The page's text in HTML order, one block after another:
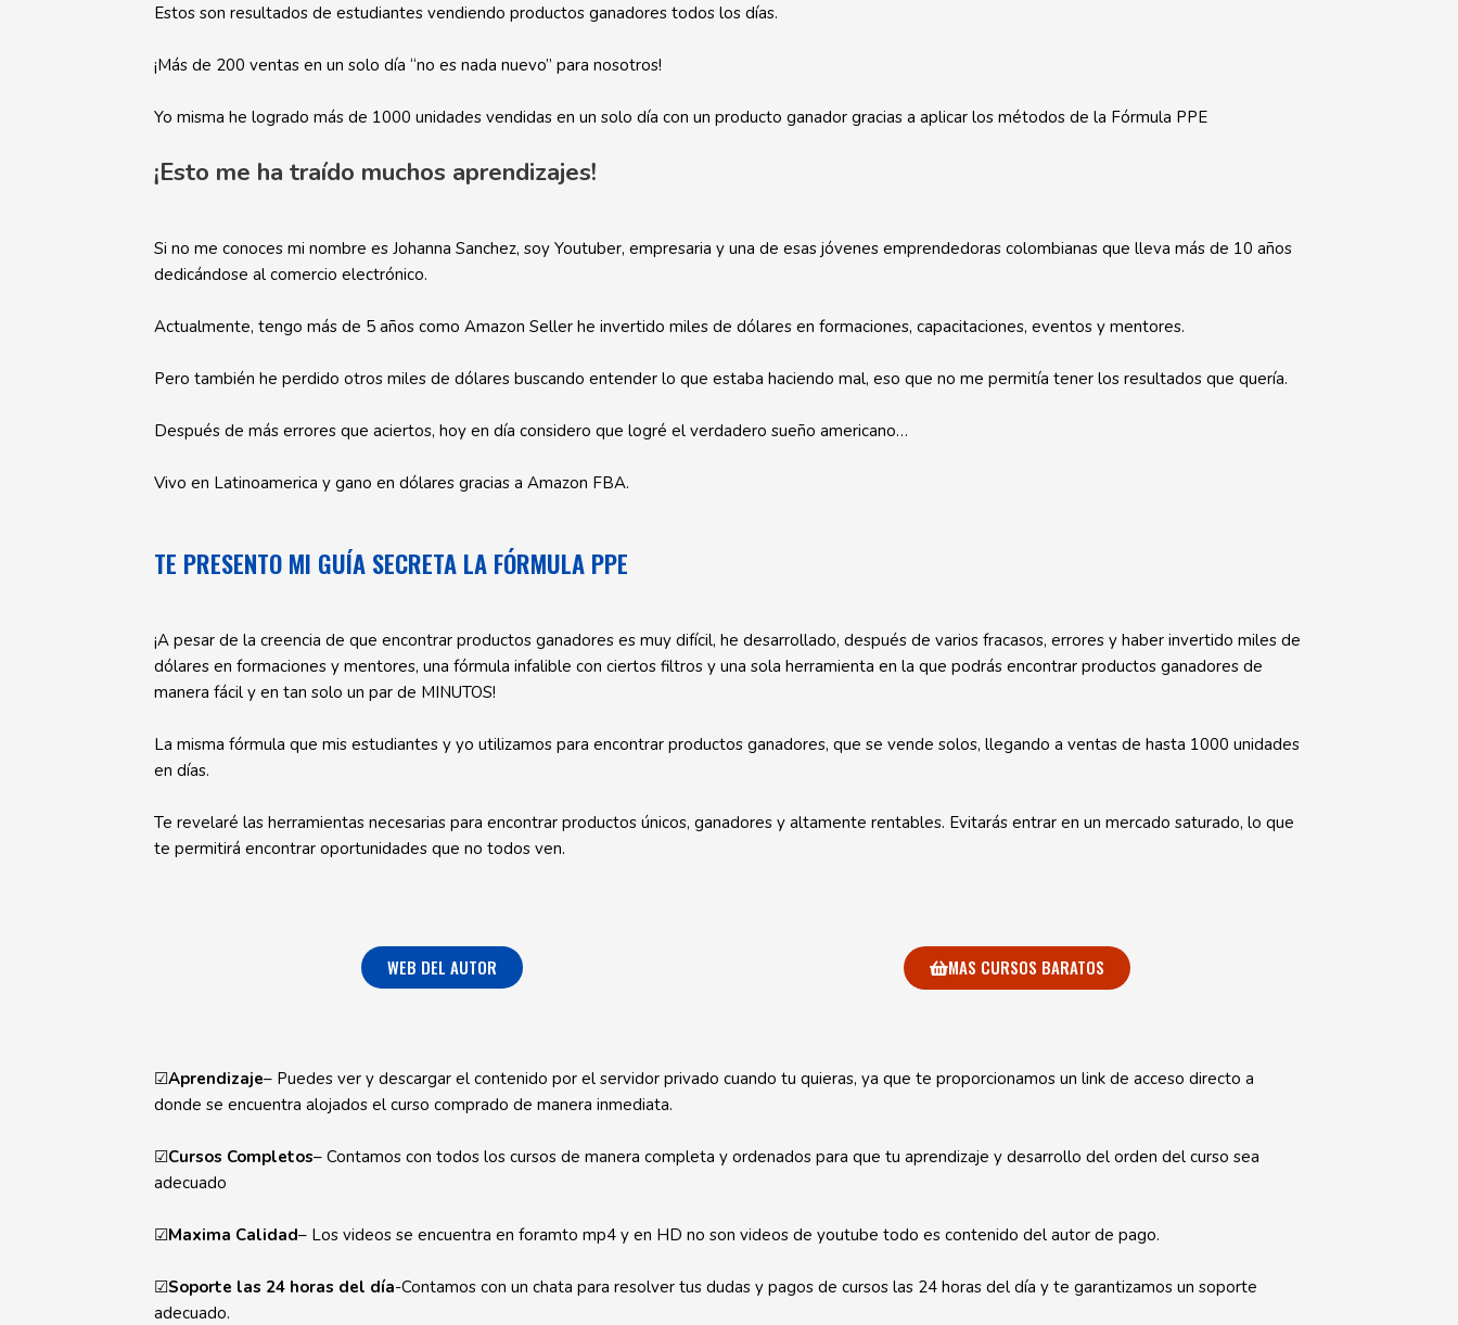
Estos son resultados de estudiantes vendiendo productos ganadores todos los días.
¡Más de 200 ventas en un solo día “no es nada nuevo” para nosotros!
Yo misma he logrado más de 1000 unidades vendidas en un solo día con un producto ganador gracias a aplicar los métodos de la Fórmula PPE
¡Esto me ha traído muchos aprendizajes!
Si no me conoces mi nombre es Johanna Sanchez, soy Youtuber, empresaria y una de esas jóvenes emprendedoras colombianas que lleva más de 10 años
dedicándose al comercio electrónico.
Actualmente, tengo más de 5 años como Amazon Seller he invertido miles de dólares en formaciones, capacitaciones, eventos y mentores.
Pero también he perdido otros miles de dólares buscando entender lo que estaba haciendo mal, eso que no me permitía tener los resultados que quería.
Después de más errores que aciertos, hoy en día considero que logré el verdadero sueño americano…
Vivo en Latinoamerica y gano en dólares gracias a Amazon FBA.
TE PRESENTO MI GUÍA SECRETA LA FÓRMULA PPE
¡A pesar de la creencia de que encontrar productos ganadores es muy difícil, he desarrollado, después de varios fracasos, errores y haber invertido miles de
dólares en formaciones y mentores, una fórmula infalible con ciertos filtros y una sola herramienta en la que podrás encontrar productos ganadores de
manera fácil y en tan solo un par de MINUTOS!
La misma fórmula que mis estudiantes y yo utilizamos para encontrar productos ganadores, que se vende solos, llegando a ventas de hasta 1000 unidades
en días.
Te revelaré las herramientas necesarias para encontrar productos únicos, ganadores y altamente rentables. Evitarás entrar en un mercado saturado, lo que
te permitirá encontrar oportunidades que no todos ven.
WEB DEL AUTOR MAS CURSOS BARATOS
☑Aprendizaje– Puedes ver y descargar el contenido por el servidor privado cuando tu quieras, ya que te proporcionamos un link de acceso directo a
donde se encuentra alojados el curso comprado de manera inmediata.
☑Cursos Completos– Contamos con todos los cursos de manera completa y ordenados para que tu aprendizaje y desarrollo del orden del curso sea
adecuado
☑Maxima Calidad– Los videos se encuentra en foramto mp4 y en HD no son videos de youtube todo es contenido del autor de pago.
☑Soporte las 24 horas del día-Contamos con un chata para resolver tus dudas y pagos de cursos las 24 horas del día y te garantizamos un soporte
adecuado.